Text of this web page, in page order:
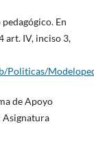
En
art. IV, inciso 3,
Politicas/
de Apoyo
Asignatura